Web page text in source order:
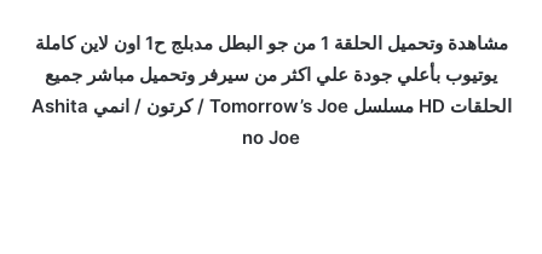
مشاهدة وتحميل الحلقة 1 من جو البطل مدبلج ح1 اون لاين كاملة
يوتيوب بأعلي جودة علي اكثر من سيرفر وتحميل مباشر جميع
الحلقات HD مسلسل Tomorrow’s Joe / كرتون / انمي Ashita
no Joe